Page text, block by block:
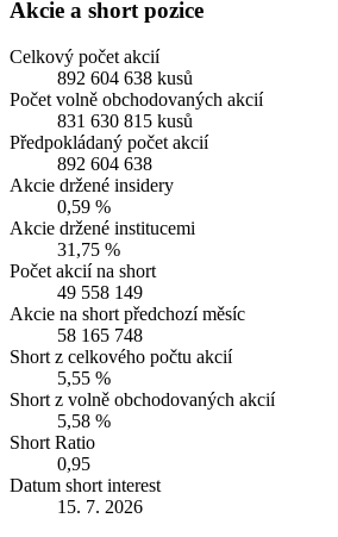
Akcie a short pozice
Celkový počet akcií
892 604 638 kusů
Počet volně obchodovaných akcií
831 630 815 kusů
Předpokládaný počet akcií
892 604 638
Akcie držené insidery
0,59 %
Akcie držené institucemi
31,75 %
Počet akcií na short
49 558 149
Akcie na short předchozí měsíc
58 165 748
Short z celkového počtu akcií
5,55 %
Short z volně obchodovaných akcií
5,58 %
Short Ratio
0,95
Datum short interest
15. 7. 2026